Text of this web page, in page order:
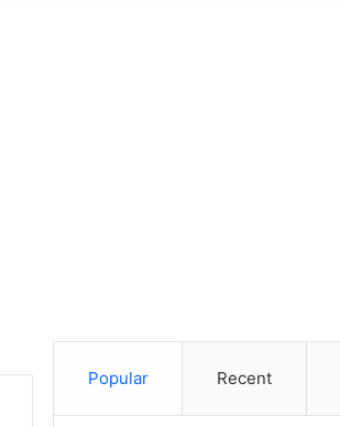
Popular Recent